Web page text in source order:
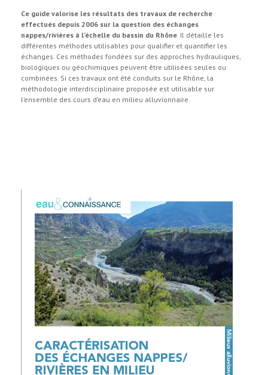
Ce guide valorise les résultats des travaux de recherche
effectués depuis 2006 sur la question des échanges
nappes/rivières à l’échelle du bassin du Rhône. Il détaille les
différentes méthodes utilisables pour qualifier et quantifier les
échanges. Ces méthodes fondées sur des approches hydrauliques,
biologiques ou géochimiques peuvent être utilisées seules ou
combinées. Si ces travaux ont été conduits sur le Rhône, la
méthodologie interdisciplinaire proposée est utilisable sur
l’ensemble des cours d’eau en milieu alluvionnaire.